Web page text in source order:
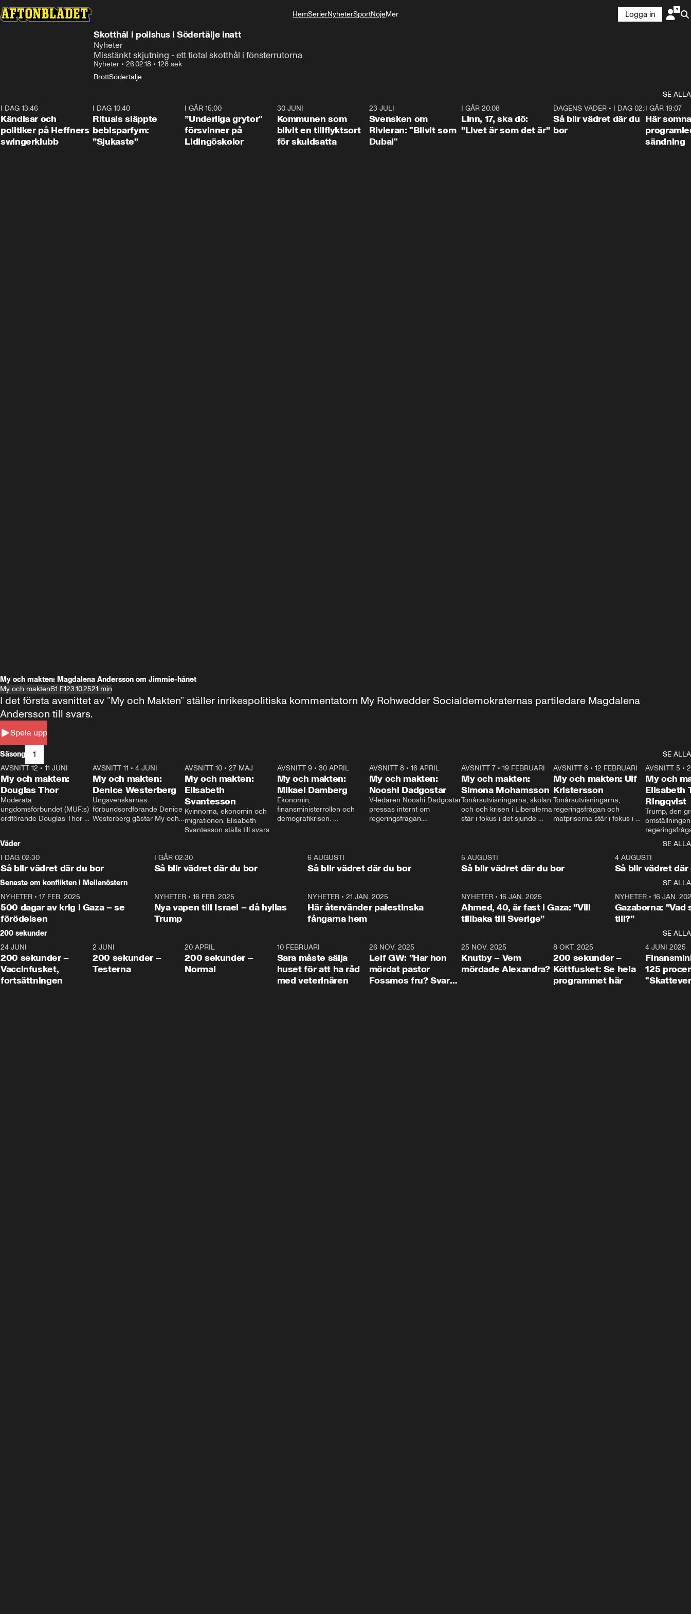
HemSerierNyheterSportNöjeMer
Logga in
Skotthål i polishus i Södertälje inatt
Nyheter
Misstänkt skjutning - ett tiotal skotthål i fönsterrutorna
Nyheter • 26.02.18 • 128 sek
BrottSödertälje
SE ALLA
I DAG 13:46
Kändisar och
politiker på Heffners
swingerklubb
I DAG 10:40
Rituals släppte
bebisparfym:
”Sjukaste”
I GÅR 15:00
”Underliga grytor"
försvinner på
Lidingöskolor
30 JUNI
Kommunen som
blivit en tillflyktsort
för skuldsatta
23 JULI
Svensken om
Rivieran: "Blivit som
Dubai"
I GÅR 20:08
Linn, 17, ska dö:
”Livet är som det är”
1:06
DAGENS VÄDER • I DAG 02:30
Så blir vädret där du
bor
I GÅR 19:07
Här
sändning
My och makten: Magdalena Andersson om Jimmie-hånet
My och maktenS1 E123.10.2521 min
Spela upp
I det första avsnittet av ”My och Makten” ställer inrikespolitiska kommentatorn My Rohwedder Socialdemokraternas partiledare Magdalena
Andersson till svars.
Säsong 1
SE ALLA
26:27
AVSNITT 12 • 11 JUNI
My och makten:
Douglas Thor
Moderata
ungdomsförbundet (MUF:s)
ordförande Douglas Thor
tonårsutvisningarna och hur
Moderaterna ska locka
väljare till valet i höst.
23:40
AVSNITT 11 •4 JUNI
My och makten:
Denice Westerberg
Ungsvenskarnas
förbundsordförande Denice
Westerberg gästar My och
AVSNITT 10 •27 MAJ
My och makten:
Elisabeth
Svantesson
Kvinnorna, ekonomin och
migrationen. Elisabeth
Svantesson ställs till svars
AVSNITT 9• 30 APRIL
My och makten:
Mikael Damberg
Ekonomin,
finansministerrollen och
demografikrisen.
och Makten.
AVSNITT 8• 16 APRIL
My och makten:
Nooshi Dadgostar
V-ledaren Nooshi Dadgostar
pressas internt om
regeringsfrågan.
– Vi ställer upp i val. Ska vi
vara med så sitter vi förstås
24:30
AVSNITT 7• 19 FEBRUARI
My och makten:
Simona Mohamsson
Tonårsutvisningarna, skolan
och och krisen i Liberalerna
står i fokus i det sjunde
kommentator My
Rohwedder ställer
utbildnings- och
Mohamsson till svars.
27:30
AVSNITT 6 •12 FEBRUARI
My och makten: Ulf
Kristersson
Tonårsutvisningarna,
regeringsfrågan och
matpriserna står i fokus i
Rohwedder ställer
statsminister Ulf Kristersson
AVSNITT 5 •
My och
Elisabeth
Ringqvist
Trump, den
centrum i
avsnittet av
Makten”. Se
Aftonbladets
Rohwedder
Thand Ring
Väder
SE ALLA
I DAG 02:30
Så blir vädret där du bor
1:06
I GÅR 02:30
Så blir vädret där du bor
6 AUGUSTI
Så blir vädret där du bor
5 AUGUSTI
Så blir vädret där du bor
4 AUGUSTI
Så blir vädret där
Senaste om konflikten i Mellanöstern
SE ALLA
NYHETER • 17 FEB. 2025
500 dagar av krig i Gaza – se
förödelsen
NYHETER• 16 FEB. 2025
Nya vapen till Israel – då hyllas
Trump
NYHETER •21 JAN. 2025
Här återvänder palestinska
fångarna hem
NYHETER• 16 JAN. 2025
Ahmed, 40, är fast i Gaza: ”Vill
tillbaka till Sverige”
NYHETER• 16 JAN.
Gazaborna:
till?”
200 sekunder
SE ALLA
5:00
24 JUNI
200 sekunder –
Vaccinfusket,
fortsättningen
4:23
2 JUNI
200 sekunder –
Testerna
20 APRIL
200 sekunder –
Normal
10 FEBRUARI
Sara måste sälja
huset för att ha råd
med veterinären
26 NOV. 2025
Leif GW: ”Har hon
mördat pastor
Fossmos fru? Svar
31:05
25 NOV. 2025
Knutby – Vem
mördade Alexandra?
4:29
8 OKT. 2025
200 sekunder –
Köttfusket: Se hela
programmet här
4 JUNI 2025
125